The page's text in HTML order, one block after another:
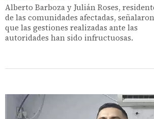
Alberto Barboza y Julián Roses,
de las comunidades afectadas, señalaron
que las gestiones realizadas ante las
autoridades han sido infructuosas.